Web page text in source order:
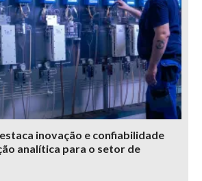
inovação e confiabilidade
analítica para o setor de